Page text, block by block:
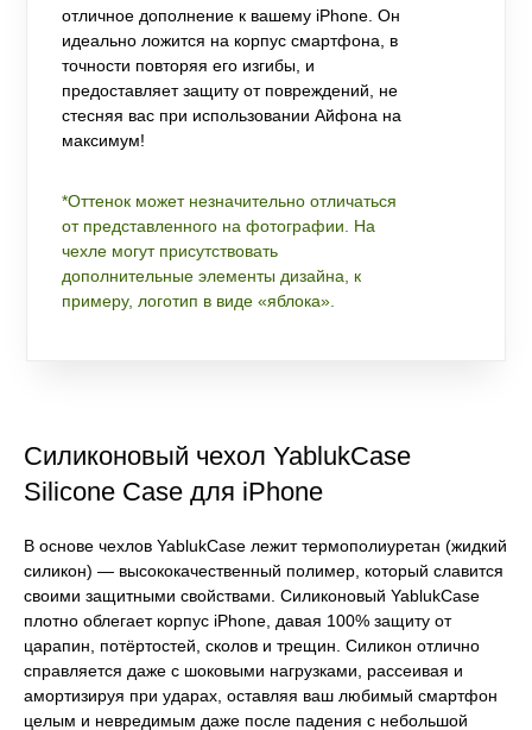
отличное дополнение к вашему iPhone. Он
идеально ложится на корпус смартфона, в
точности повторяя его изгибы, и
предоставляет защиту от повреждений, не
стесняя вас при использовании Айфона на
максимум!
*Оттенок может незначительно отличаться
от представленного на фотографии. На
чехле могут присутствовать
дополнительные элементы дизайна, к
примеру, логотип в виде «яблока».
Силиконовый чехол YablukCase
Silicone Case для iPhone
В основе чехлов YablukCase лежит термополиуретан (жидкий
силикон) — высококачественный полимер, который славится
своими защитными свойствами. Силиконовый YablukCase
плотно облегает корпус iPhone, давая 100% защиту от
царапин, потёртостей, сколов и трещин. Силикон отлично
справляется даже с шоковыми нагрузками, рассеивая и
амортизируя при ударах, оставляя ваш любимый смартфон
целым и невредимым даже после падения с небольшой